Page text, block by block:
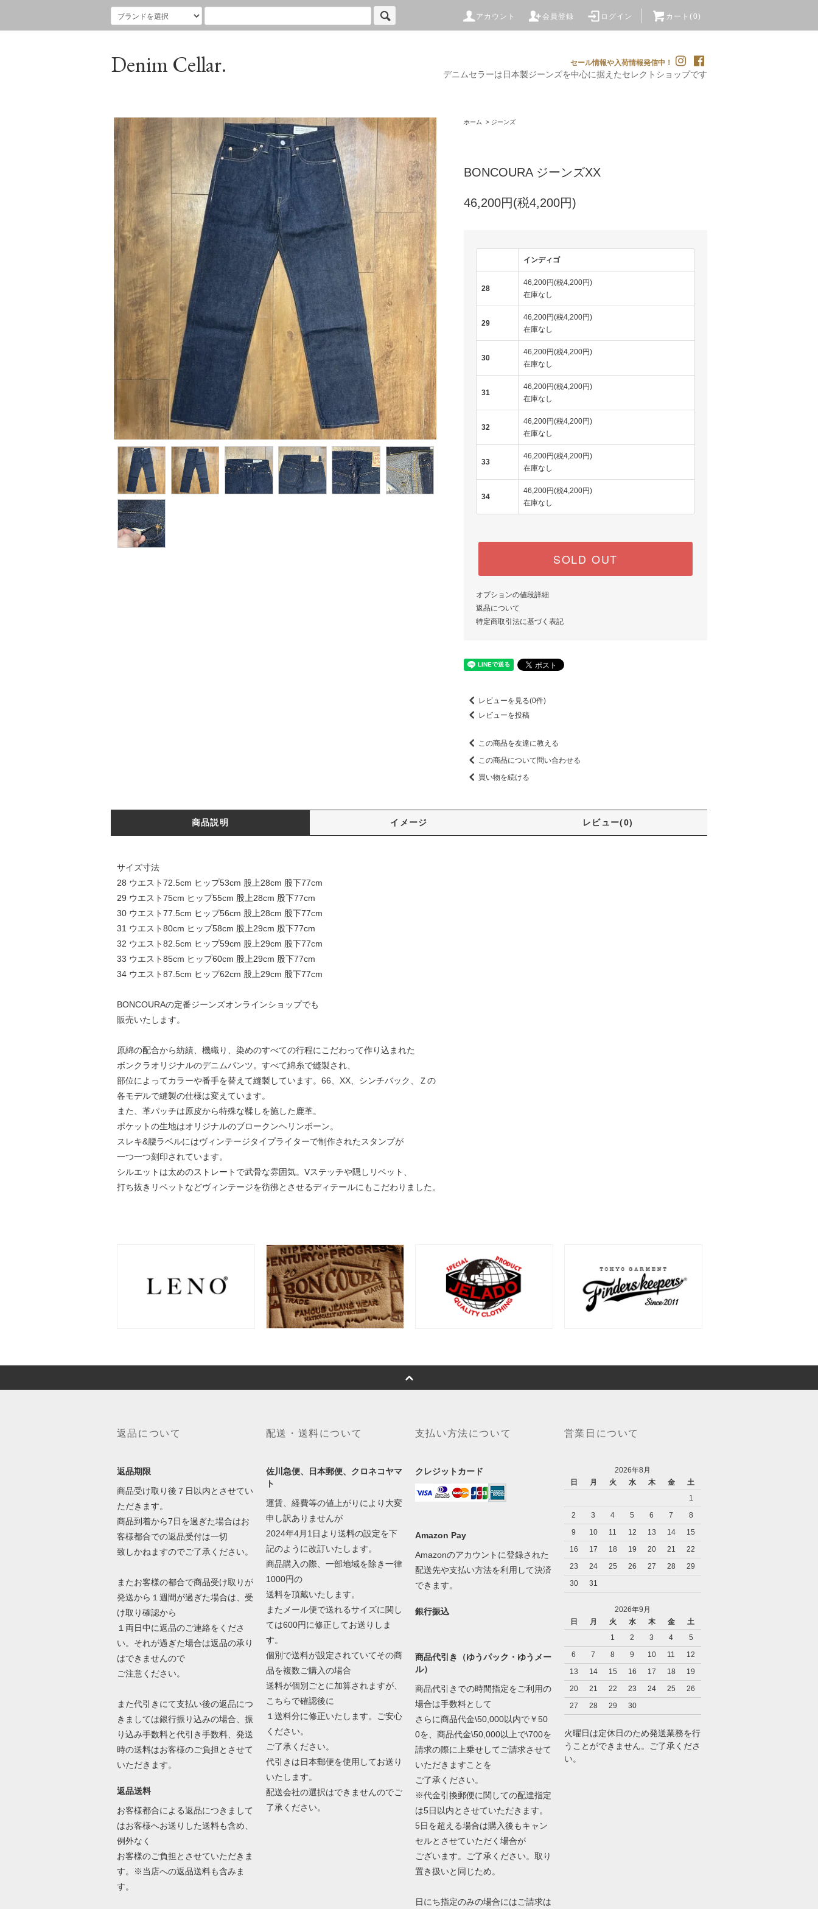
アカウント 会員登録 ログイン カート(0)
Denim Cellar. セール情報や入荷情報発信中！
デニムセラーは日本製ジーンズを中心に据えたセレクトショップです
ホーム > ジーンズ
BONCOURA ジーンズXX
46,200円(税4,200円)
インディゴ
28
46,200円(税4,200円)
在庫なし
29
46,200円(税4,200円)
在庫なし
30
46,200円(税4,200円)
在庫なし
31
46,200円(税4,200円)
在庫なし
32
46,200円(税4,200円)
在庫なし
33
46,200円(税4,200円)
在庫なし
34
46,200円(税4,200円)
在庫なし
SOLD OUT
オプションの値段詳細
返品について
特定商取引法に基づく表記
レビューを見る(0件)
レビューを投稿
この商品を友達に教える
この商品について問い合わせる
買い物を続ける
商品説明 イメージ レビュー(0)
サイズ寸法
28 ウエスト72.5cm ヒップ53cm 股上28cm 股下77cm
29 ウエスト75cm ヒップ55cm 股上28cm 股下77cm
30 ウエスト77.5cm ヒップ56cm 股上28cm 股下77cm
31 ウエスト80cm ヒップ58cm 股上29cm 股下77cm
32 ウエスト82.5cm ヒップ59cm 股上29cm 股下77cm
33 ウエスト85cm ヒップ60cm 股上29cm 股下77cm
34 ウエスト87.5cm ヒップ62cm 股上29cm 股下77cm
BONCOURAの定番ジーンズオンラインショップでも
販売いたします。
原綿の配合から紡績、機織り、染めのすべての行程にこだわって作り込まれた
ボンクラオリジナルのデニムパンツ。すべて綿糸で縫製され、
部位によってカラーや番手を替えて縫製しています。66、XX、シンチバック、Ｚの
各モデルで縫製の仕様は変えています。
また、革パッチは原皮から特殊な鞣しを施した鹿革。
ポケットの生地はオリジナルのブロークンヘリンボーン。
スレキ&腰ラベルにはヴィンテージタイプライターで制作されたスタンプが
一つ一つ刻印されています。
シルエットは太めのストレートで武骨な雰囲気。Vステッチや隠しリベット、
打ち抜きリベットなどヴィンテージを彷彿とさせるディテールにもこだわりました。
返品について
返品期限
商品受け取り後７日以内とさせてい
ただきます。
商品到着から7日を過ぎた場合はお
客様都合での返品受付は一切
致しかねますのでご了承ください。
またお客様の都合で商品受け取りが
発送から１週間が過ぎた場合は、受
け取り確認から
１両日中に返品のご連絡をくださ
い。それが過ぎた場合は返品の承り
はできませんので
ご注意ください。
また代引きにて支払い後の返品につ
きましては銀行振り込みの場合、振
り込み手数料と代引き手数料、発送
時の送料はお客様のご負担とさせて
いただきます。
返品送料
お客様都合による返品につきまして
はお客様へお送りした送料も含め、
例外なく
お客様のご負担とさせていただきま
す。※当店への返品送料も含みま
す。
配送・送料について
佐川急便、日本郵便、クロネコヤマ
ト
運賃、経費等の値上がりにより大変
申し訳ありませんが
2024年4月1日より送料の設定を下
記のように改訂いたします。
商品購入の際、一部地域を除き一律
1000円の
送料を頂戴いたします。
またメール便で送れるサイズに関し
ては600円に修正してお送りしま
す。
個別で送料が設定されていてその商
品を複数ご購入の場合
送料が個別ごとに加算されますが、
こちらで確認後に
１送料分に修正いたします。ご安心
ください。
ご了承ください。
代引きは日本郵便を使用してお送り
いたします。
配送会社の選択はできませんのでご
了承ください。
支払い方法について
クレジットカード
Amazon Pay
Amazonのアカウントに登録された
配送先や支払い方法を利用して決済
できます。
銀行振込
商品代引き（ゆうパック・ゆうメー
ル）
商品代引きでの時間指定をご利用の
場合は手数料として
さらに商品代金\50,000以内で￥50
0を、商品代金\50,000以上で\700を
請求の際に上乗せしてご請求させて
いただきますことを
ご了承ください。
※代金引換郵便に関しての配達指定
は5日以内とさせていただきます。
5日を超える場合は購入後もキャン
セルとさせていただく場合が
ございます。ご了承ください。取り
置き扱いと同じため。
日にち指定のみの場合にはご請求は
営業日について
2026年8月
日
月 火 水 木 金
土
1
2
3 4 5 6 7
8
9
10 11 12 13 14
15
16
17 18 19 20 21
22
23
24 25 26 27 28
29
30
31
2026年9月
日
月 火 水 木 金
土
1
2 3 4
5
6
7 8 9 10 11
12
13
14 15 16 17 18
19
20
21 22 23 24 25
26
27
28 29 30
火曜日は定休日のため発送業務を行
うことができません。ご了承くださ
い。